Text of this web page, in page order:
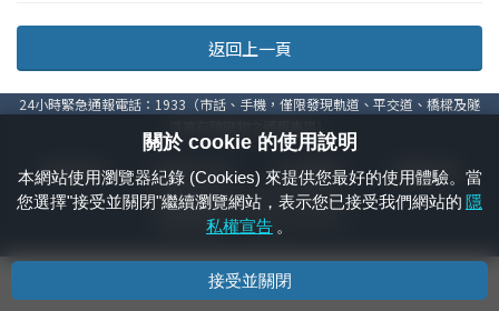
返回上一頁
24小時緊急通報電話：1933（市話、手機，僅限發現軌道、平交道、橋樑及隧
隱私權宣告 資通安全政策 著作權聲明 電腦版官網
國營臺灣鐵路股份有限公司 © 版權所有
本頁產生時間： 2026/08/06 19:30:20
關於 cookie 的使用說明
本網站使用瀏覽器紀錄 (Cookies) 來提供您最好的使用體驗。當
您選擇"接受並關閉"繼續瀏覽網站，表示您已接受我們網站的 隱
私權宣告 。
接受並關閉